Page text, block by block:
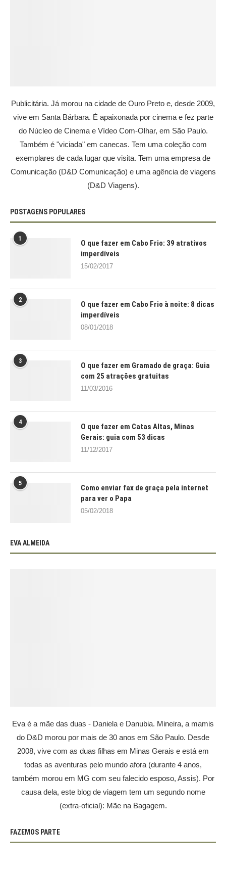
Publicitária. Já morou na cidade de Ouro Preto e, desde 2009,
vive em Santa Bárbara. É apaixonada por cinema e fez parte
do Núcleo de Cinema e Vídeo Com-Olhar, em São Paulo.
Também é "viciada" em canecas. Tem uma coleção com
exemplares de cada lugar que visita. Tem uma empresa de
Comunicação (D&D Comunicação) e uma agência de viagens
(D&D Viagens).
POSTAGENS POPULARES
1
O que fazer em Cabo Frio: 39 atrativos
imperdíveis
15/02/2017
2
O que fazer em Cabo Frio à noite: 8 dicas
imperdíveis
08/01/2018
3
O que fazer em Gramado de graça: Guia
com 25 atrações gratuitas
11/03/2016
4
O que fazer em Catas Altas, Minas
Gerais: guia com 53 dicas
11/12/2017
5
Como enviar fax de graça pela internet
para ver o Papa
05/02/2018
EVA ALMEIDA
Eva é a mãe das duas - Daniela e Danubia. Mineira, a mamis
do D&D morou por mais de 30 anos em São Paulo. Desde
2008, vive com as duas filhas em Minas Gerais e está em
todas as aventuras pelo mundo afora (durante 4 anos,
também morou em MG com seu falecido esposo, Assis). Por
causa dela, este blog de viagem tem um segundo nome
(extra-oficial): Mãe na Bagagem.
FAZEMOS PARTE